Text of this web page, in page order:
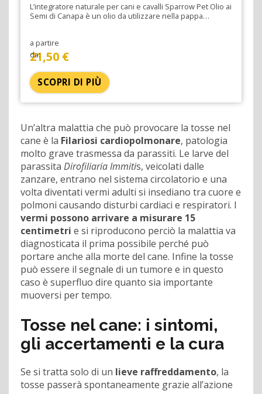
L’integratore naturale per cani e cavalli Sparrow Pet Olio ai
Semi di Canapa è un olio da utilizzare nella pappa…
a partire
da:
21,50 €
SCOPRI DI PIÙ
Un’altra malattia che può provocare la tosse nel
cane è la Filariosi cardiopolmonare, patologia
molto grave trasmessa da parassiti. Le larve del
parassita Dirofiliaria Immitis, veicolati dalle
zanzare, entrano nel sistema circolatorio e una
volta diventati vermi adulti si insediano tra cuore e
polmoni causando disturbi cardiaci e respiratori. I
vermi possono arrivare a misurare 15
centimetri e si riproducono perciò la malattia va
diagnosticata il prima possibile perché può
portare anche alla morte del cane. Infine la tosse
può essere il segnale di un tumore e in questo
caso è superfluo dire quanto sia importante
muoversi per tempo.
Tosse nel cane: i sintomi,
gli accertamenti e la cura
Se si tratta solo di un lieve raffreddamento, la
tosse passerà spontaneamente grazie all’azione